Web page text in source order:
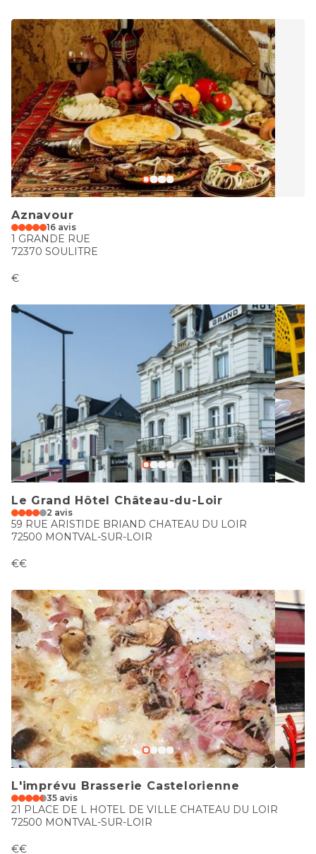
Aznavour
16 avis
1 GRANDE RUE
72370 SOULITRE
€
Le Grand Hôtel Château-du-Loir
2 avis
59 RUE ARISTIDE BRIAND CHATEAU DU LOIR
72500 MONTVAL-SUR-LOIR
€€
L'imprévu Brasserie Castelorienne
35 avis
21 PLACE DE L HOTEL DE VILLE CHATEAU DU LOIR
72500 MONTVAL-SUR-LOIR
€€